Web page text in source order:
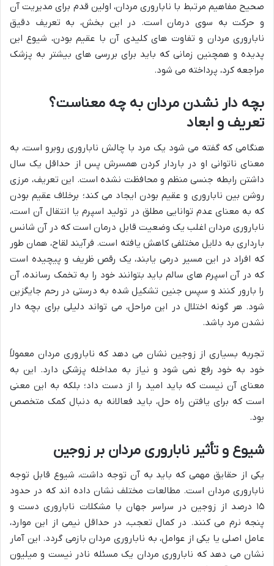
صحیح مفاهیم مرتبط با ناباروری مردان، اولین قدم برای مدیریت آن
و حرکت به سوی درمان است. در این بخش، به تعریف دقیق
ناباروری مردان و تفاوت های کلیدی آن با عقیم بودن، شیوع این
پدیده و همچنین زمانی که باید برای بررسی های بیشتر به پزشک
مراجعه کرد، پرداخته می شود.
بچه دار نشدن مردان به چه معناست؟
تعریف و ابعاد
هنگامی که گفته می شود یک مرد با چالش ناباروری روبرو است، به
معنای ناتوانی او در باردار کردن همسرش پس از حداقل یک سال
داشتن رابطه جنسی منظم و محافظت نشده است. این تعریف، مرزی
روشن بین ناباروری و عقیم بودن ایجاد می کند؛ برخلاف عقیم بودن
که به معنای عدم توانایی مطلق در تولید اسپرم یا انتقال آن است،
ناباروری مردان اغلب یک وضعیت قابل درمان است که در آن شانس
بارداری به دلایل مختلفی کاهش یافته است. فرآیند لقاح، همان طور
که افراد در این مسیر درمی یابند، یک رقص ظریف و پیچیده است
که در آن اسپرم های سالم باید بتوانند خود را به تخمک رسانده، آن
را بارور کنند و سپس جنین تشکیل شده به درستی در رحم جایگزین
شود. هر گونه اختلال در این مراحل، می تواند دلیلی برای بچه دار
نشدن مرد باشد.
تجربه بسیاری از زوجین نشان می دهد که ناباروری مردان معمولاً
خود به خود رفع نمی شود و نیاز به مداخله پزشکی دارد. این به
معنای آن نیست که باید امید را از دست داد؛ بلکه به این معنی
است که برای یافتن راه حل، باید فعالانه به دنبال کمک متخصص
بود.
شیوع و تأثیر ناباروری مردان بر زوجین
یکی از حقایق مهمی که باید به آن توجه داشت، شیوع قابل توجه
ناباروری مردان است. مطالعات مختلف نشان داده اند که در حدود
۱۵ درصد از زوجین در سراسر جهان با مشکلات ناباروری دست و
پنجه نرم می کنند. در کمال تعجب، در حداقل نیمی از این موارد،
عامل اصلی یا یکی از عوامل، به ناباروری مردان بازمی گردد. این آمار
نشان می دهد که ناباروری مردان یک مسئله نادر نیست و میلیون